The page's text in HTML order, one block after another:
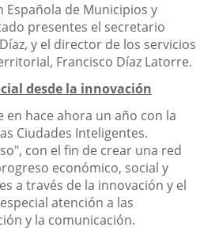
Española de Municipios y
presentes el secretario
y el director de los servicios
Francisco Díaz Latorre.
desde la innovación
en hace ahora un año con la
Ciudades Inteligentes.
con el fin de crear una red
económico, social y
a través de la innovación y el
atención a las
y la comunicación.